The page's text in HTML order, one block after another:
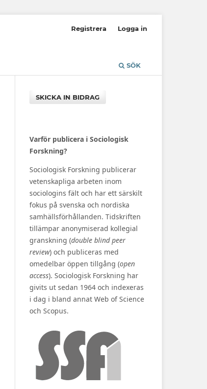
SÖK
Registrera Logga in
SKICKA IN BIDRAG
Varför publicera i Sociologisk
Forskning?
Sociologisk Forskning publicerar
vetenskapliga arbeten inom
sociologins fält och har ett särskilt
fokus på svenska och nordiska
samhällsförhållanden. Tidskriften
tillämpar anonymiserad kollegial
granskning (double blind peer
review) och publiceras med
omedelbar öppen tillgång (open
access). Sociologisk Forskning har
givits ut sedan 1964 och indexeras
i dag i bland annat Web of Science
och Scopus.